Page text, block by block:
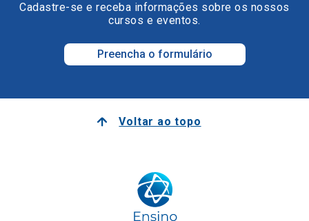
Cadastre-se e receba informações sobre os nossos
cursos e eventos.
Preencha o formulário
Voltar ao topo